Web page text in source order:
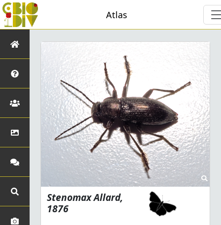
Atlas
StenomaxAllard,
1876